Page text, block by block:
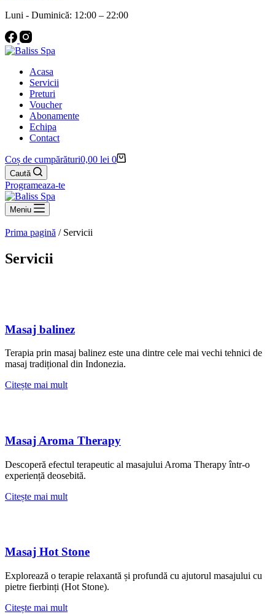
Luni - Duminică: 12:00 – 22:00
Acasa
Servicii
Preturi
Voucher
Abonamente
Echipa
Contact
Coș de cumpărături0,00 lei 0
Caută
Programeaza-te
Meniu
Prima pagină / Servicii
Servicii
Masaj balinez
Terapia prin masaj balinez este una dintre cele mai vechi tehnici de
masaj tradițional din Indonezia.
Citește mai mult
Masaj Aroma Therapy
Descoperă efectul terapeutic al masajului Aroma Therapy într-o
experiență deosebită.
Citește mai mult
Masaj Hot Stone
Explorează o terapie relaxantă și profundă cu ajutorul masajului cu
pietre fierbinți (Hot Stone).
Citește mai mult